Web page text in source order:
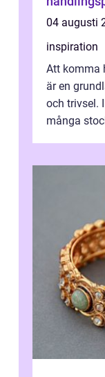
04 augusti
inspiration
Att komma
är en
och trivsel.
många